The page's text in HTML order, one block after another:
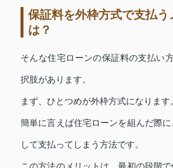
保証料を外枠方式で支払う
は？
そんな住宅ローンの保証料の支払い
択肢があります。
まず、ひとつめが外枠方式になります
簡単に言えば住宅ローンを組んだ際
して支払ってしまう方法です。
この方法のメリットは、最初の段階